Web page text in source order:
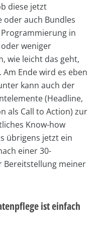
diese jetzt
oder auch Bundles
in
weniger
wie leicht das geht,
Ende wird es eben
kann auch der
(Headline,
als Call to Action) zur
Know-how
übrigens jetzt ein
einer 30-
Bereitstellung meiner
ist einfach